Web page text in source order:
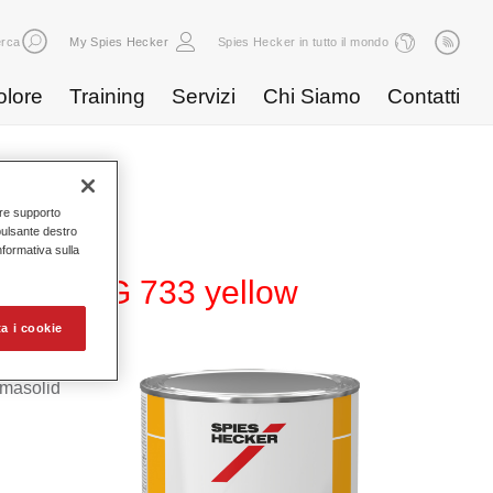
My Spies Hecker Spies Hecker in tutto il mondo
Training Servizi Chi Siamo Contatti
275 HG 733 yellow
supporto
destro
sulla
i cookie